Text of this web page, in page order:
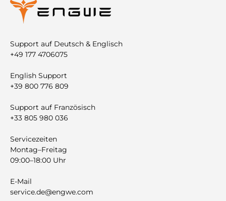
Support auf Deutsch & Englisch
+49 177 4706075
English Support
+39 800 776 809
Support auf Französisch
+33 805 980 036
Servicezeiten
Montag–Freitag
09:00–18:00 Uhr
E-Mail
service.de@engwe.com